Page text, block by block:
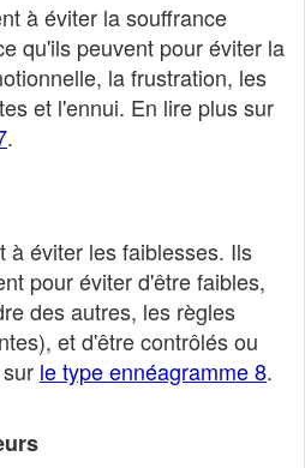
à éviter la souffrance
qu'ils peuvent pour éviter la
la frustration, les
et l'ennui. En lire plus sur
.
à éviter les faiblesses. Ils
pour éviter d'être faibles,
des autres, les règles
et d'être contrôlés ou
le type ennéagramme 8.